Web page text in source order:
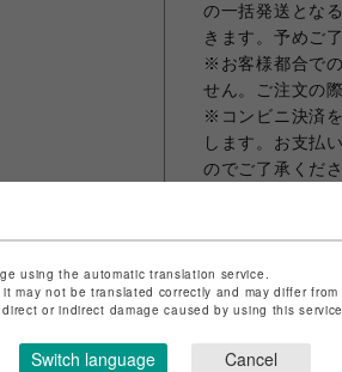
の一括発送とな
きます。予めご
※お客様都合で
せん。ご注文の
※コンビニ決済
します。お支払
のでご了承くださ
※クレジットカ
まう場合がござ
ット決済をさせ
※お届け日の日時
※ギフトラッピ
※海外発送は対
using the automatic translation service.
may not be translated correctly and may differ
or indirect damage caused by using this
Switch language Cancel